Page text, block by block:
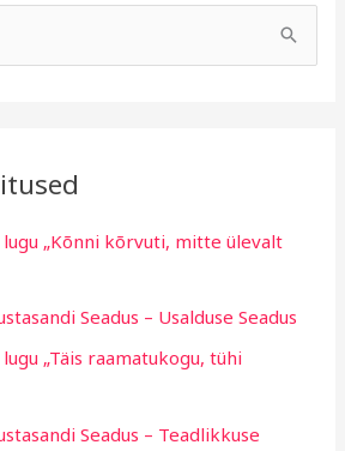
„Kõnni kõrvuti, mitte ülevalt
Seadus – Usalduse Seadus
„Täis raamatukogu, tühi
Seadus – Teadlikkuse